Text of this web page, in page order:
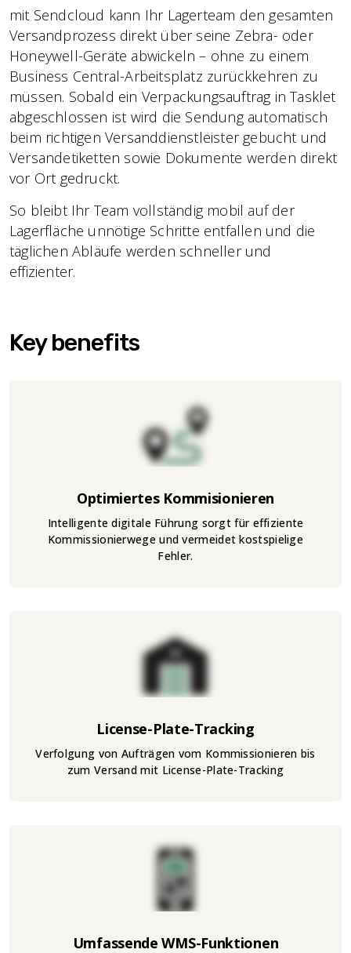
mit Sendcloud kann Ihr Lagerteam den gesamten
Versandprozess direkt über seine Zebra- oder
Honeywell-Geräte abwickeln – ohne zu einem
Business Central-Arbeitsplatz zurückkehren zu
müssen. Sobald ein Verpackungsauftrag in Tasklet
abgeschlossen ist wird die Sendung automatisch
beim richtigen Versanddienstleister gebucht und
Versandetiketten sowie Dokumente werden direkt
vor Ort gedruckt.
So bleibt Ihr Team vollständig mobil auf der
Lagerfläche unnötige Schritte entfallen und die
täglichen Abläufe werden schneller und
effizienter.
Key benefits
Optimiertes Kommisionieren
Intelligente digitale Führung sorgt für effiziente
Kommissionierwege und vermeidet kostspielige
Fehler.
License-Plate-Tracking
Verfolgung von Aufträgen vom Kommissionieren bis
zum Versand mit License-Plate-Tracking
Umfassende WMS-Funktionen